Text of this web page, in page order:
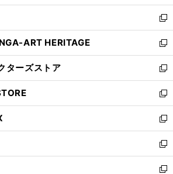
ウ
で
開
く
ン
ド
ウ
で
開
く
新
し
い
ウ
ィ
ン
ド
ウ
で
開
く
ART HERITAGE
新
し
い
ウ
ィ
ン
ド
ウ
で
開
く
ターズストア
新
し
い
ウ
ィ
ン
ド
ウ
で
新
し
い
ウ
ィ
ン
ド
新
し
い
ウ
ィ
新
し
い
新